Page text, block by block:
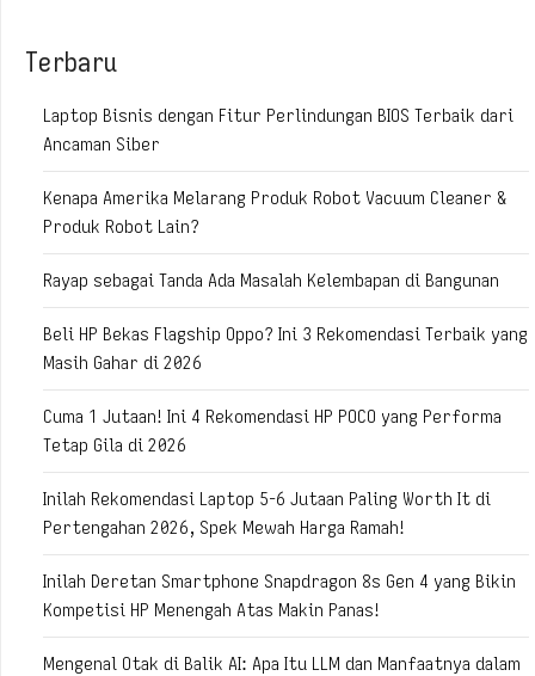
Terbaru
Laptop Bisnis dengan Fitur Perlindungan BIOS Terbaik dari
Ancaman Siber
Kenapa Amerika Melarang Produk Robot Vacuum Cleaner &
Produk Robot Lain?
Rayap sebagai Tanda Ada Masalah Kelembapan di Bangunan
Beli HP Bekas Flagship Oppo? Ini 3 Rekomendasi Terbaik yang
Masih Gahar di 2026
Cuma 1 Jutaan! Ini 4 Rekomendasi HP POCO yang Performa
Tetap Gila di 2026
Inilah Rekomendasi Laptop 5-6 Jutaan Paling Worth It di
Pertengahan 2026, Spek Mewah Harga Ramah!
Inilah Deretan Smartphone Snapdragon 8s Gen 4 yang Bikin
Kompetisi HP Menengah Atas Makin Panas!
Mengenal Otak di Balik AI: Apa Itu LLM dan Manfaatnya dalam